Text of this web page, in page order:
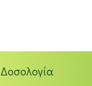
Δοσολογία